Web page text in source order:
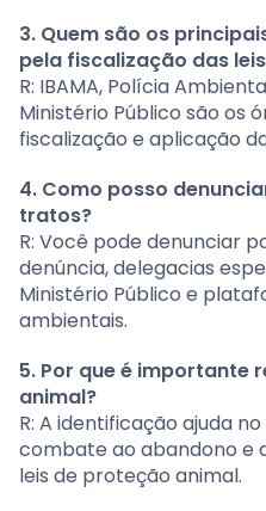
3. Quem são os
pela fiscalização das
R: IBAMA, Polícia
Ministério Público são os
fiscalização e aplicação
4. Como posso
tratos?
R: Você pode denunciar
denúncia, delegacias
Ministério Público e
ambientais.
5. Por que é importante
animal?
R: A identificação ajuda
combate ao abandono e
leis de proteção animal.